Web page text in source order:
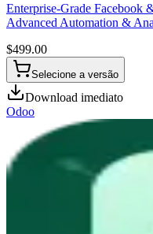
Enterprise-Grade Facebook
Advanced Automation &
$499.00
Selecione a versão
Download imediato
Odoo